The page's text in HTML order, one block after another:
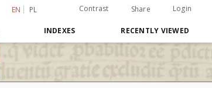
EN PL Contrast Share Login
INDEXES RECENTLY VIEWED